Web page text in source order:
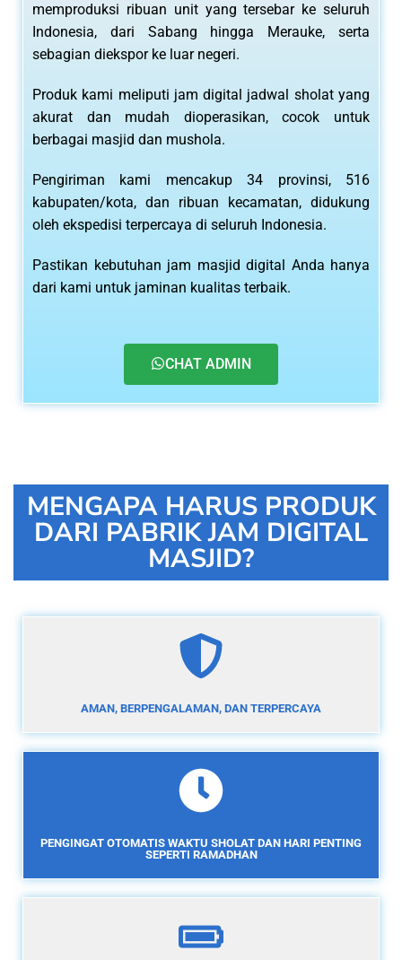
memproduksi ribuan unit yang tersebar ke seluruh
Indonesia, dari Sabang hingga Merauke, serta
sebagian diekspor ke luar negeri.
Produk kami meliputi jam digital jadwal sholat yang
akurat dan mudah dioperasikan, cocok untuk
berbagai masjid dan mushola.
Pengiriman kami mencakup 34 provinsi, 516
kabupaten/kota, dan ribuan kecamatan, didukung
oleh ekspedisi terpercaya di seluruh Indonesia.
Pastikan kebutuhan jam masjid digital Anda hanya
dari kami untuk jaminan kualitas terbaik.
CHAT ADMIN
MENGAPA HARUS PRODUK
DARI PABRIK JAM DIGITAL
MASJID?
AMAN, BERPENGALAMAN, DAN TERPERCAYA
PENGINGAT OTOMATIS WAKTU SHOLAT DAN HARI PENTING
SEPERTI RAMADHAN